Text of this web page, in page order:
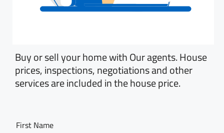
Buy or sell your home with Our agents. House
prices, inspections, negotiations and other
services are included in the house price.
First Name